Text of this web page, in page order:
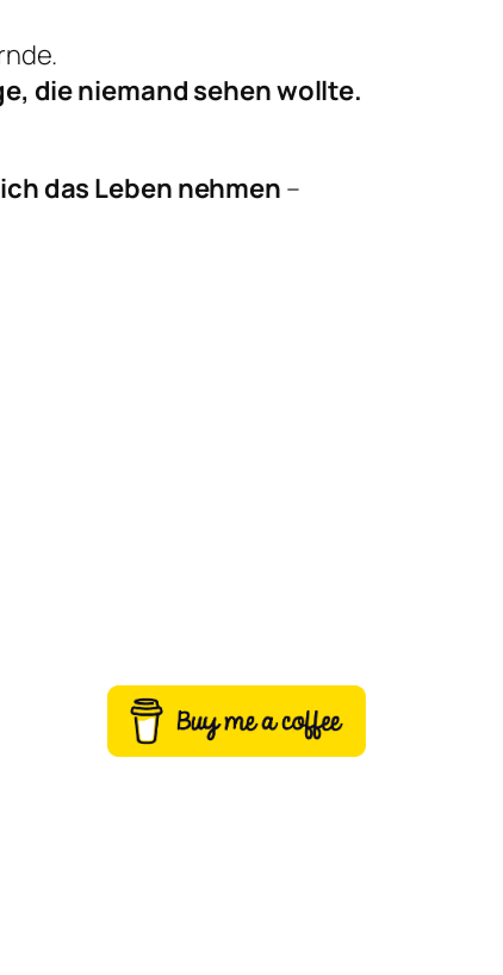
die niemand sehen wollte.
das Leben nehmen –